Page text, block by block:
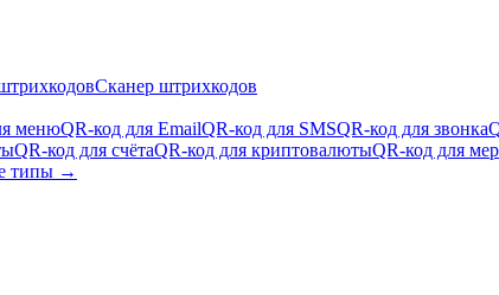
Сканер штрихкодов
менюQR-код для EmailQR-код для SMSQR-код для звонка
QR-код для счётаQR-код для криптовалютыQR-код для
типы →